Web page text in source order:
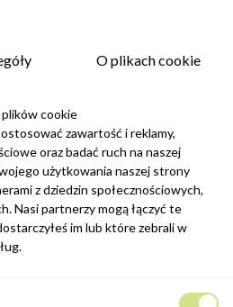
W tym celu należy odnaleźć
Zapisz się
O plikach cookie
cookie
zawartość i reklamy,
oraz badać ruch na naszej
użytkowania naszej strony
z dziedzin społecznościowych,
Nasi partnerzy mogą łączyć te
im lub które zebrali w